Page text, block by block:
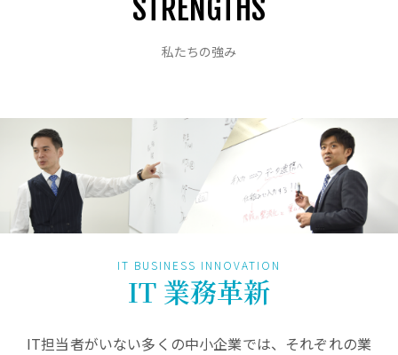
STRENGTHS
私たちの強み
IT BUSINESS INNOVATION
IT 業務革新
IT担当者がいない多くの中小企業では、それぞれの業